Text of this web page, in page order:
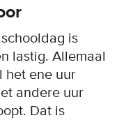
is
lastig. Allemaal
het ene uur
andere uur
Dat is